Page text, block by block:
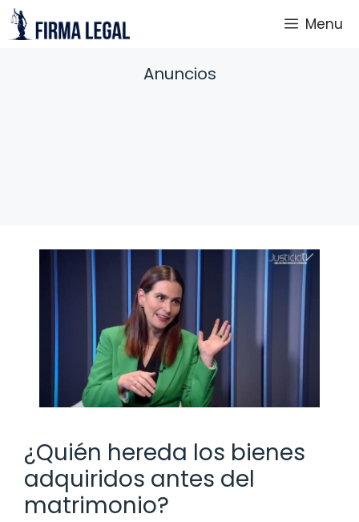
Saltar
al
Menu
Anuncios
¿Quién hereda los bienes
adquiridos antes del
matrimonio?